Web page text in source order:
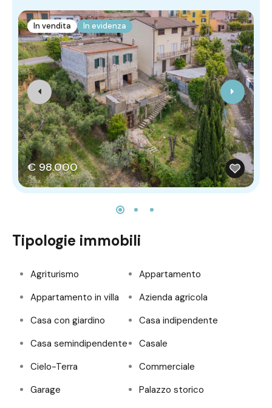
In vendita In evidenza
€ 98.000
Tipologie immobili
Agriturismo
Appartamento
Appartamento in villa
Azienda agricola
Casa con giardino
Casa indipendente
Casa semindipendente
Casale
Cielo-Terra
Commerciale
Garage
Palazzo storico